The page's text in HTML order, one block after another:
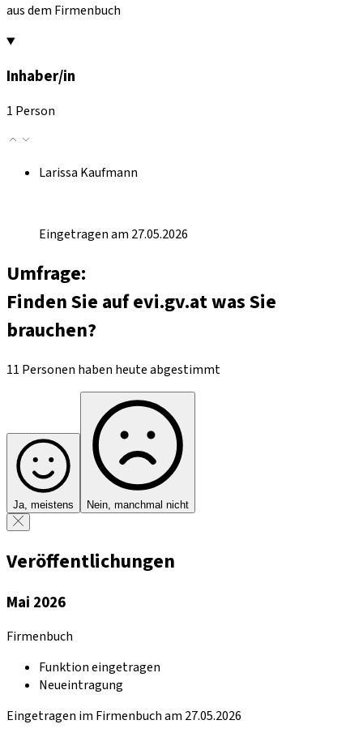
aus dem Firmenbuch
Inhaber/in
1 Person
Larissa Kaufmann
Eingetragen am 27.05.2026
Umfrage:
Finden Sie auf evi.gv.at was Sie
brauchen?
11 Personen haben heute abgestimmt
Ja, meistens Nein, manchmal nicht
Veröffentlichungen
Mai 2026
Firmenbuch
Funktion eingetragen
Neueintragung
Eingetragen im Firmenbuch am 27.05.2026